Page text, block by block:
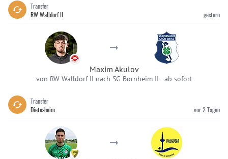
Transfer
RW Walldorf II
gestern
Maxim Akulov
von RW Walldorf II nach SG Bornheim II -ab sofort
Transfer
Dietesheim
vor 2 Tagen